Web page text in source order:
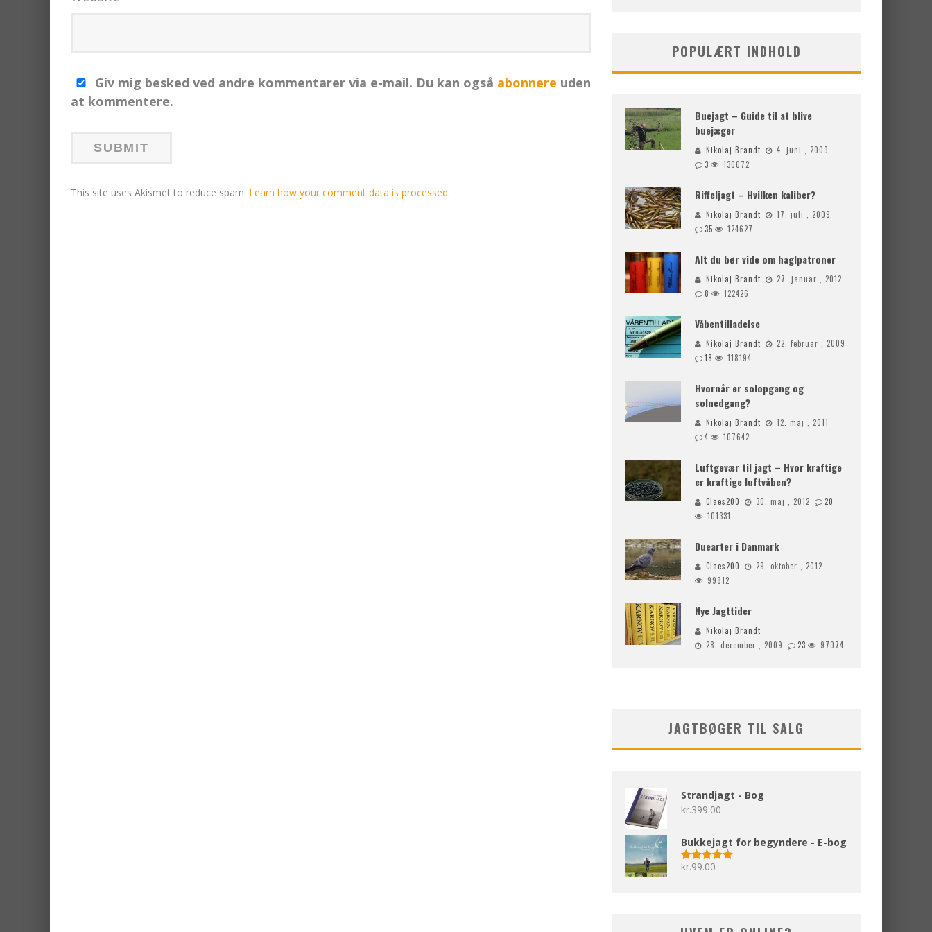
Giv mig besked ved andre kommentarer via e-mail. Du kan også abonnere uden
at kommentere.
This site uses Akismet to reduce spam. Learn how your comment data is processed.
POPULÆRT INDHOLD
Buejagt – Guide til at blive
buejæger
Nikolaj Brandt
4. juni , 2009
3
130072
Riffeljagt – Hvilken kaliber?
Nikolaj Brandt
17. juli , 2009
35
124627
Alt du bør vide om haglpatroner
Nikolaj Brandt
27. januar , 2012
8
122426
Våbentilladelse
Nikolaj Brandt
22. februar , 2009
18
118194
Hvornår er solopgang og
solnedgang?
Nikolaj Brandt
12. maj , 2011
4
107642
Luftgevær til jagt – Hvor kraftige
er kraftige luftvåben?
Claes200 30. maj , 2012
20
101331
Duearter i Danmark
Claes200
29. oktober , 2012
99812
Nye Jagttider
Nikolaj Brandt
28. december , 2009
23 97074
JAGTBØGER TIL SALG
Strandjagt - Bog
kr.399.00
Bukkejagt for begyndere - E-bog
Vurderet
kr.99.00